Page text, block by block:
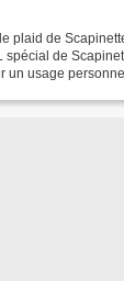
plaid de
de
un usage